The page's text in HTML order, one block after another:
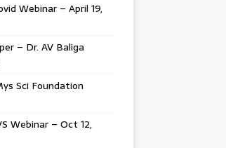
Webinar – April 19,
– Dr. AV Baliga
Sci Foundation
Webinar – Oct 12,